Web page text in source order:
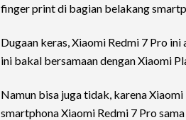
finger print di bagian belakang
Dugaan keras, Xiaomi Redmi 7 Pro
ini bakal bersamaan dengan Xiaomi
Namun bisa juga tidak, karena
smartphona Xiaomi Redmi 7 Pro